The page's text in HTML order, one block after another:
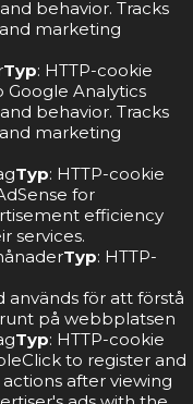
behavior. Tracks
marketing
Typ: HTTP-cookie
Google Analytics
behavior. Tracks
marketing
Typ: HTTP-cookie
for
efficiency
services.
Typ: HTTP-
används för att förstå
på webbplatsen
Typ: HTTP-cookie
to register and
after viewing